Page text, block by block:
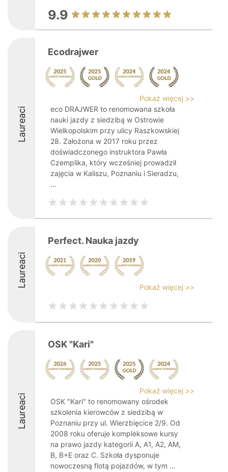
9.9
Laureaci
Ecodrajwer
Pokaż więcej >>
eco DRAJWER to renomowana szkoła
nauki jazdy z siedzibą w Ostrowie
Wielkopolskim przy ulicy Raszkowskiej
28. Założona w 2017 roku przez
doświadczonego instruktora Pawła
Czemplika, który wcześniej prowadził
zajęcia w Kaliszu, Poznaniu i Sieradzu,
...
Laureaci
Perfect. Nauka jazdy
Pokaż więcej >>
Laureaci
OSK "Kari"
Pokaż więcej >>
OSK "Kari" to renomowany ośrodek
szkolenia kierowców z siedzibą w
Poznaniu przy ul. Wierzbięcice 2/9. Od
2008 roku oferuje kompleksowe kursy
na prawo jazdy kategorii A, A1, A2, AM,
B, B+E oraz C. Szkoła dysponuje
nowoczesną flotą pojazdów, w tym ...